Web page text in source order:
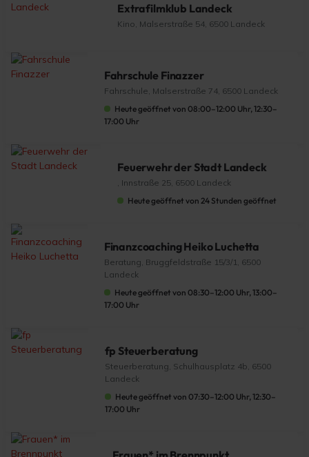
Extrafilmklub Landeck
Kino, Malserstraße 54, 6500 Landeck
Fahrschule Finazzer
Fahrschule, Malserstraße 74, 6500 Landeck
Heute geöffnet von 08:00–12:00 Uhr, 12:30–
17:00 Uhr
Feuerwehr der Stadt Landeck
, Innstraße 25, 6500 Landeck
Heute geöffnet von 24 Stunden geöffnet
Finanzcoaching Heiko Luchetta
Beratung, Bruggfeldstraße 15/3/1, 6500
Landeck
Heute geöffnet von 08:30–12:00 Uhr, 13:00–
17:00 Uhr
fp Steuerberatung
Steuerberatung, Schulhausplatz 4b, 6500
Landeck
Heute geöffnet von 07:30–12:00 Uhr, 12:30–
17:00 Uhr